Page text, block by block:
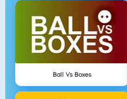
Ball Vs Boxes